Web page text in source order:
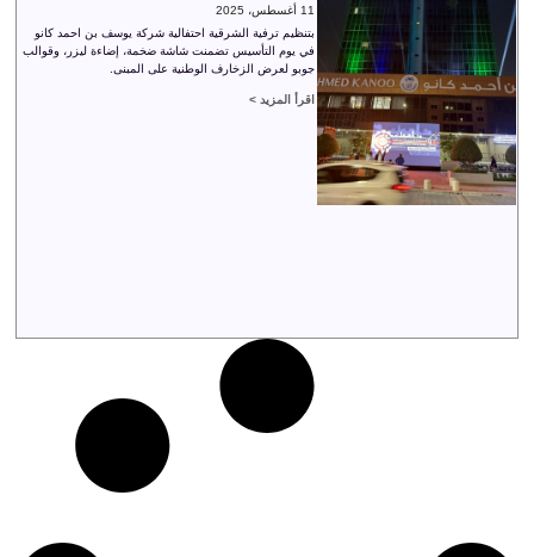
11 أغسطس، 2025
بتنظيم ترفية الشرقية احتفالية شركة يوسف بن احمد كانو
في يوم التأسيس تضمنت شاشة ضخمة، إضاءة ليزر، وقوالب
جوبو لعرض الزخارف الوطنية على المبنى.
اقرأ المزيد >